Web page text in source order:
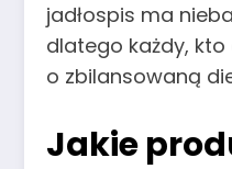
jadłospis ma
dlatego każdy,
o zbilansowaną
Jakie